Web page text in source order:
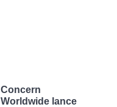
Concern
Worldwide lance